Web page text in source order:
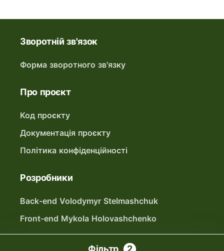
Фільтр 2
Зворотній зв'язок
Форма зворотного зв'язку
Про проєкт
Код проєкту
Документація проєкту
Політика конфіденційності
Розробники
Back-end Volodymyr Stelmashchuk
Front-end Mykola Holovashchenko